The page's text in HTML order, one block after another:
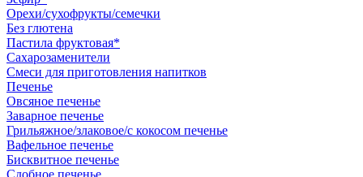
Орехи/сухофрукты/семечки
Без глютена
Пастила фруктовая*
Сахарозаменители
Смеси для приготовления напитков
Печенье
Овсяное печенье
Заварное печенье
Грильяжное/злаковое/с кокосом печенье
Вафельное печенье
Бисквитное печенье
Сдобное печенье